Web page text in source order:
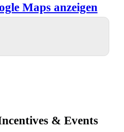
Maps anzeigen
& Events